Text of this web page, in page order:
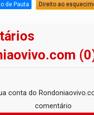
de Pauta Direito ao
conta do
comentário